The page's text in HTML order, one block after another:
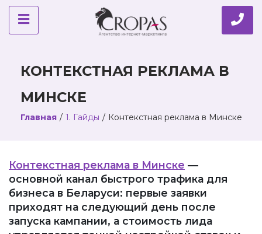
КОНТЕКСТНАЯ РЕКЛАМА В
МИНСКЕ
Главная / 1. Гайды / Контекстная реклама в Минске
Контекстная реклама в Минске —
основной канал быстрого трафика для
бизнеса в Беларуси: первые заявки
приходят на следующий день после
запуска кампании, а стоимость лида